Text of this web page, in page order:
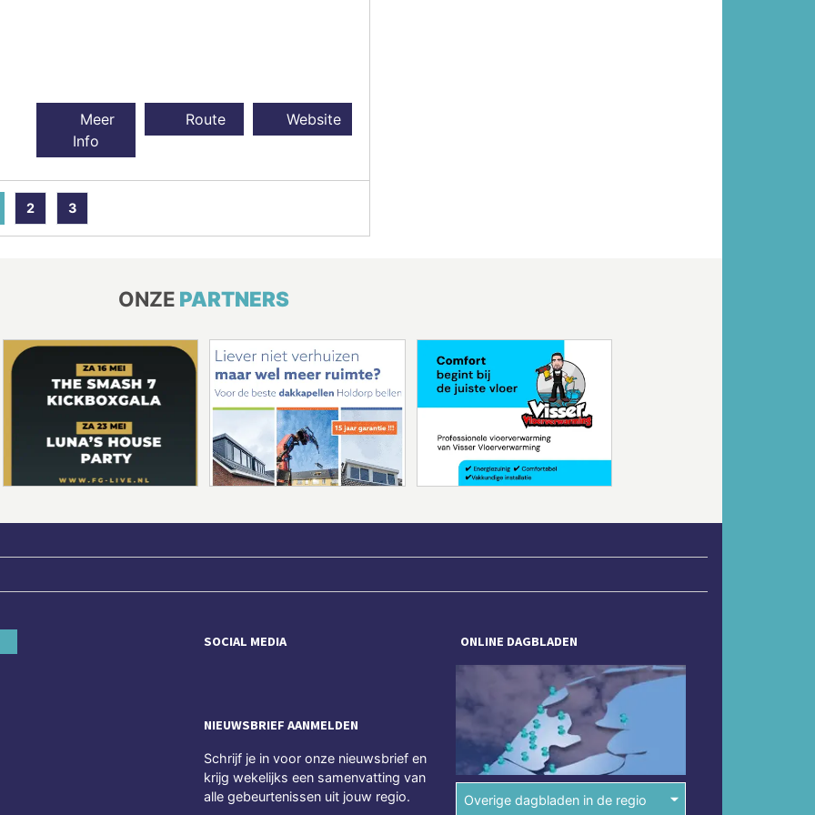
Meer
Info
Route Website
2 3
ONZE PARTNERS
SOCIAL MEDIA
NIEUWSBRIEF AANMELDEN
Schrijf je in voor onze nieuwsbrief en
krijg wekelijks een samenvatting van
alle gebeurtenissen uit jouw regio.
ONLINE DAGBLADEN
Overige dagbladen in de regio